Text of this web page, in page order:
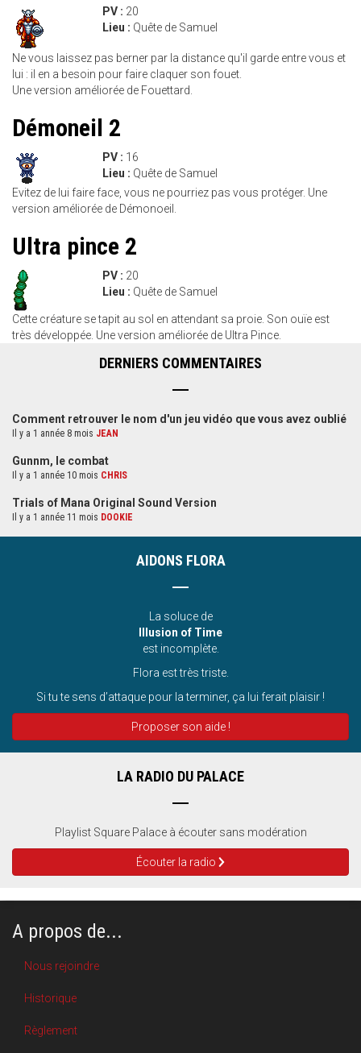
PV : 20
Lieu : Quête de Samuel
Ne vous laissez pas berner par la distance qu'il garde entre vous et
lui : il en a besoin pour faire claquer son fouet.
Une version améliorée de Fouettard.
Démoneil 2
PV : 16
Lieu : Quête de Samuel
Evitez de lui faire face, vous ne pourriez pas vous protéger. Une
version améliorée de Démonoeil.
Ultra pince 2
PV : 20
Lieu : Quête de Samuel
Cette créature se tapit au sol en attendant sa proie. Son ouïe est
très développée. Une version améliorée de Ultra Pince.
DERNIERS COMMENTAIRES
Comment retrouver le nom d'un jeu vidéo que vous avez oublié
Il y a 1 année 8 mois JEAN
Gunnm, le combat
Il y a 1 année 10 mois CHRIS
Trials of Mana Original Sound Version
Il y a 1 année 11 mois DOOKIE
AIDONS FLORA
La soluce de
Illusion of Time
est incomplète.
Flora est très triste.
Si tu te sens d’attaque pour la terminer, ça lui ferait plaisir !
Proposer son aide !
LA RADIO DU PALACE
Playlist Square Palace à écouter sans modération
Écouter la radio
A propos de...
Nous rejoindre
Historique
Règlement